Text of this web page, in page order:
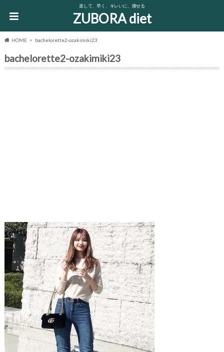
楽して、早く、キレいに、痩せる
ZUBORA diet
HOME bachelorette2-ozakimiki23
bachelorette2-ozakimiki23